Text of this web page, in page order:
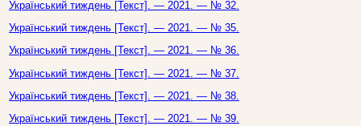
Український тиждень [Текст]. — 2021. — № 32.
Український тиждень [Текст]. — 2021. — № 35.
Український тиждень [Текст]. — 2021. — № 36.
Український тиждень [Текст]. — 2021. — № 37.
Український тиждень [Текст]. — 2021. — № 38.
Український тиждень [Текст]. — 2021. — № 39.